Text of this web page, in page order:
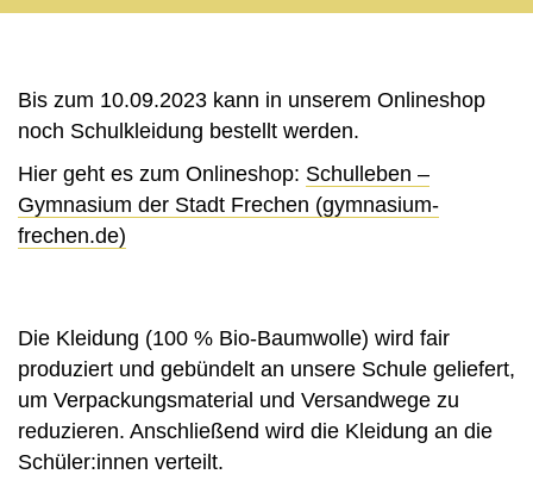
Bis zum 10.09.2023 kann in unserem Onlineshop
noch Schulkleidung bestellt werden.
Hier geht es zum Onlineshop: Schulleben –
Gymnasium der Stadt Frechen (gymnasium-
frechen.de)
Die Kleidung (100 % Bio-Baumwolle) wird fair
produziert und gebündelt an unsere Schule geliefert,
um Verpackungsmaterial und Versandwege zu
reduzieren. Anschließend wird die Kleidung an die
Schüler:innen verteilt.